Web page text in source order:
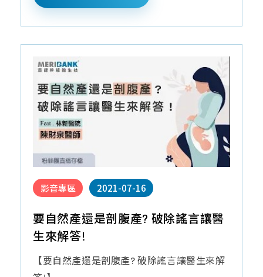
影音專區 2021-07-16
要自然產還是剖腹產? 破除謠言讓醫
生來解答!
【要自然產還是剖腹產? 破除謠言讓醫生來解